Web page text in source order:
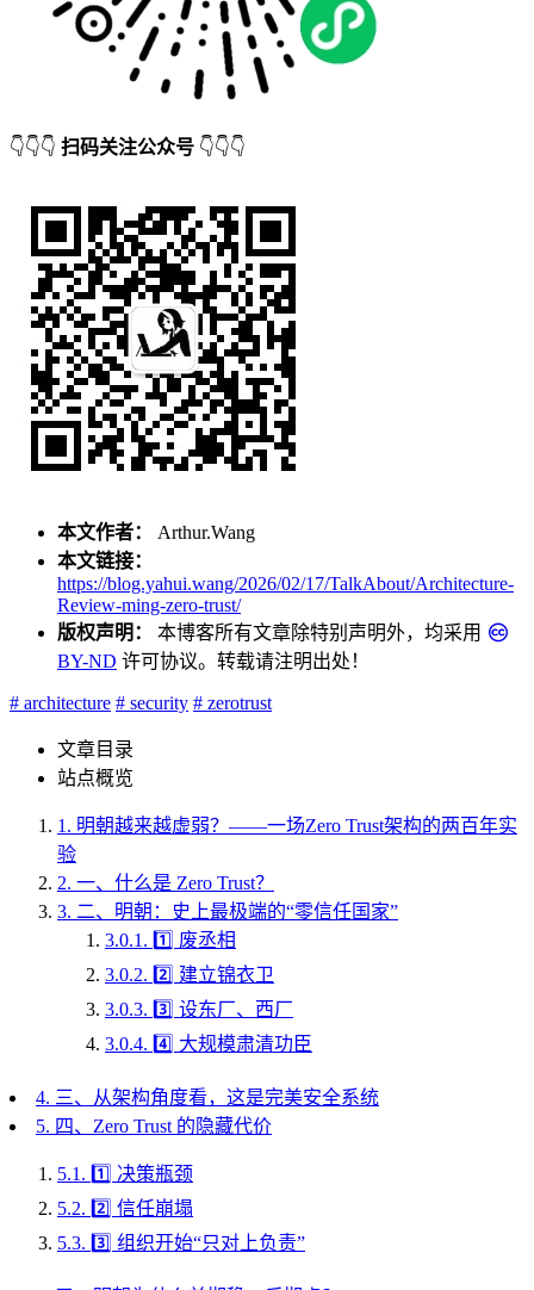
👇👇👇 扫码关注公众号 👇👇👇
本文作者： Arthur.Wang
本文链接：
https://blog.yahui.wang/2026/02/17/TalkAbout/Architecture-
Review-ming-zero-trust/
版权声明： 本博客所有文章除特别声明外，均采用
BY-ND 许可协议。转载请注明出处！
# architecture # security # zerotrust
文章目录
站点概览
1. 明朝越来越虚弱？——一场Zero Trust架构的两百年实
验
2. 一、什么是 Zero Trust？
3. 二、明朝：史上最极端的“零信任国家”
3.0.1. 1️⃣ 废丞相
3.0.2. 2️⃣ 建立锦衣卫
3.0.3. 3️⃣ 设东厂、西厂
3.0.4. 4️⃣ 大规模肃清功臣
4. 三、从架构角度看，这是完美安全系统
5. 四、Zero Trust 的隐藏代价
5.1. 1️⃣ 决策瓶颈
5.2. 2️⃣ 信任崩塌
5.3. 3️⃣ 组织开始“只对上负责”